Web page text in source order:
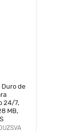
Duro de
24/7,
MB,